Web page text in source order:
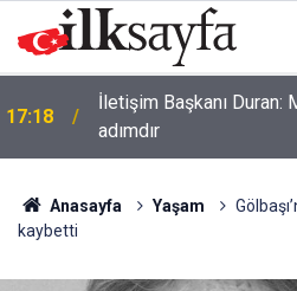
17:18
İletişim Başkanı Duran:
adımdır
Anasayfa Yaşam
kaybetti